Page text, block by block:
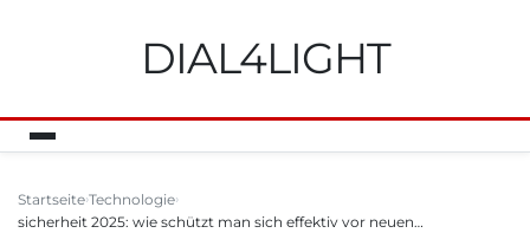
DIAL4LIGHT
Startseite Technologie
sicherheit 2025: wie schützt man sich effektiv vor neuen…